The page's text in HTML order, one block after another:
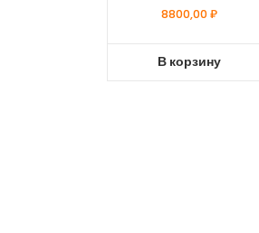
8800,00₽
В корзину